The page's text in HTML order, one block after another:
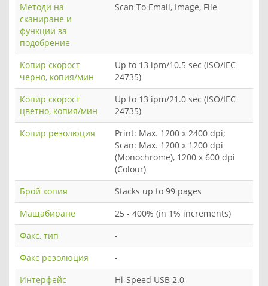
Методи на
сканиране и
функции за
подобрение
Scan To Email, Image, File
Копир скорост
черно, копия/мин
Up to 13 ipm/10.5 sec (ISO/IEC
24735)
Копир скорост
цветно, копия/мин
Up to 13 ipm/21.0 sec (ISO/IEC
24735)
Копир резолюция
Print: Max. 1200 x 2400 dpi;
Scan: Max. 1200 x 1200 dpi
(Monochrome), 1200 x 600 dpi
(Colour)
Брой копия
Stacks up to 99 pages
Мащабиране
25 - 400% (in 1% increments)
Факс, тип
-
Факс резолюция
-
Интерфейс
Hi-Speed USB 2.0